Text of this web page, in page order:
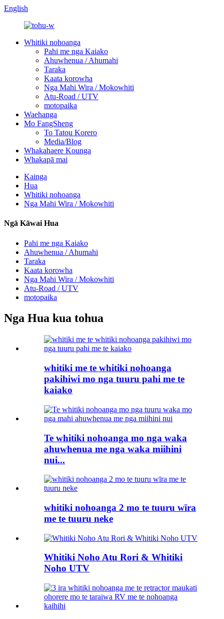
English
Whitiki nohoanga
Pahi me nga Kaiako
Ahuwhenua / Ahumahi
Taraka
Kaata korowha
Nga Mahi Wira / Mokowhiti
Atu-Road / UTV
motopaika
Waehanga
Mo FangSheng
To Tatou Korero
Media/Blog
Whakahaere Kounga
Whakapā mai
Kainga
Hua
Whitiki nohoanga
Nga Mahi Wira / Mokowhiti
Ngā Kāwai Hua
Pahi me nga Kaiako
Ahuwhenua / Ahumahi
Taraka
Kaata korowha
Nga Mahi Wira / Mokowhiti
Atu-Road / UTV
motopaika
Nga Hua kua tohua
whitiki me te whitiki nohoanga
pakihiwi mo nga tuuru pahi me te
kaiako
Te whitiki nohoanga mo nga waka
ahuwhenua me nga waka miihini
nui...
whitiki nohoanga 2 mo te tuuru wīra
me te tuuru neke
Whitiki Noho Atu Rori & Whitiki
Noho UTV